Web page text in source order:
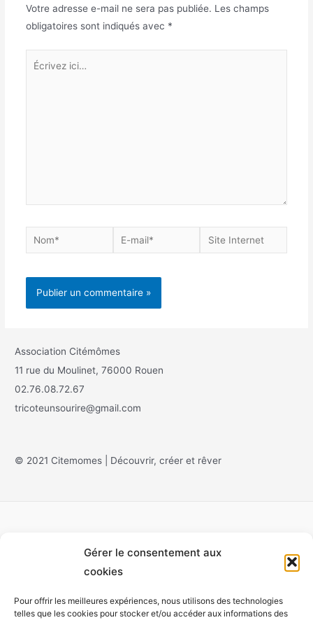
Gérer le consentement aux
cookies
Pour offrir les meilleures expériences, nous utilisons des technologies
telles que les cookies pour stocker et/ou accéder aux informations des
Votre adresse e-mail ne sera pas publiée. Les champs
obligatoires sont indiqués avec *
Association Citémômes
11 rue du Moulinet, 76000 Rouen
02.76.08.72.67
tricoteunsourire@gmail.com
© 2021 Citemomes | Découvrir, créer et rêver
Monet